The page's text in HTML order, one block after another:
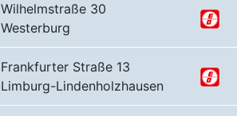
Wilhelmstraße 30
Westerburg
Frankfurter Straße 13
Limburg-Lindenholzhausen